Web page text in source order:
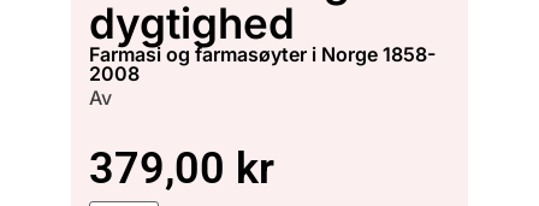
dygtighed
farmasi og farmasøyter i Norge 1858-
2008
Av
379,00 kr